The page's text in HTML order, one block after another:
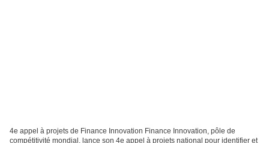
4e appel à projets de Finance Innovation Finance Innovation, pôle de
compétitivité mondial, lance son 4e appel à projets national pour identifier et